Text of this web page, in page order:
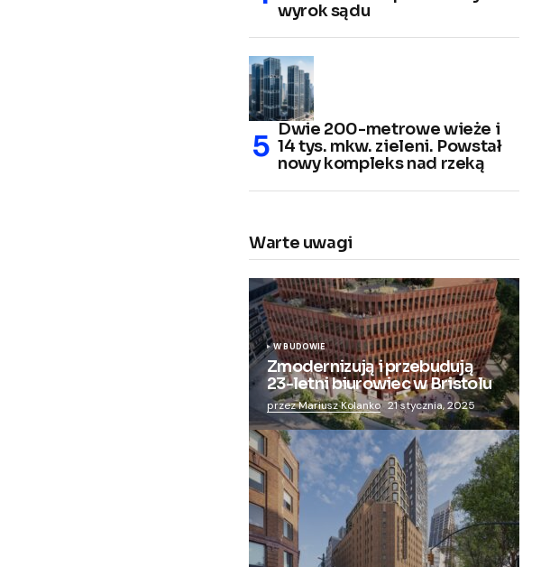
wyrok sądu
Dwie 200-metrowe wieże i
14 tys. mkw. zieleni. Powstał
nowy kompleks nad rzeką
Warte uwagi
W BUDOWIE
Zmodernizują i przebudują
23-letni biurowiec w Bristolu
przez Mariusz Kolanko 21 stycznia, 2025
Zmieniają więzienie dla kobiet w